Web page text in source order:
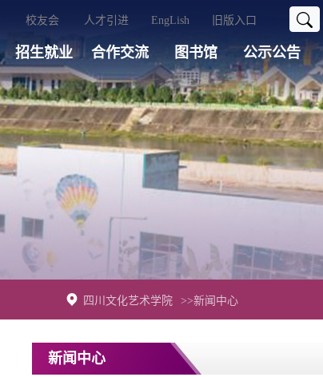
四川文化艺术学院 >>新闻中心
新闻中心
招生就业 合作交流 图书馆 公示公告
校友会 人才引进 EngLish 旧版入口